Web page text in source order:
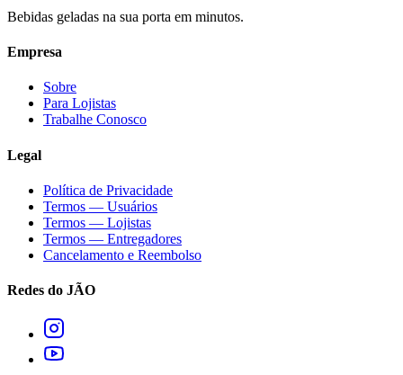
Bebidas geladas na sua porta em minutos.
Empresa
Sobre
Para Lojistas
Trabalhe Conosco
Legal
Política de Privacidade
Termos — Usuários
Termos — Lojistas
Termos — Entregadores
Cancelamento e Reembolso
Redes do JÃO